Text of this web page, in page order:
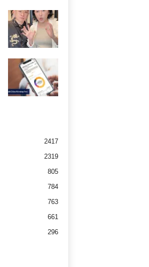
2417
2319
805
784
763
661
296